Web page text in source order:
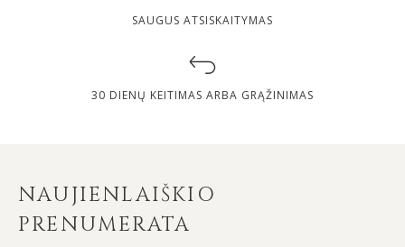
SAUGUS ATSISKAITYMAS
30 DIENŲ KEITIMAS ARBA GRĄŽINIMAS
NAUJIENLAIŠKIO
PRENUMERATA